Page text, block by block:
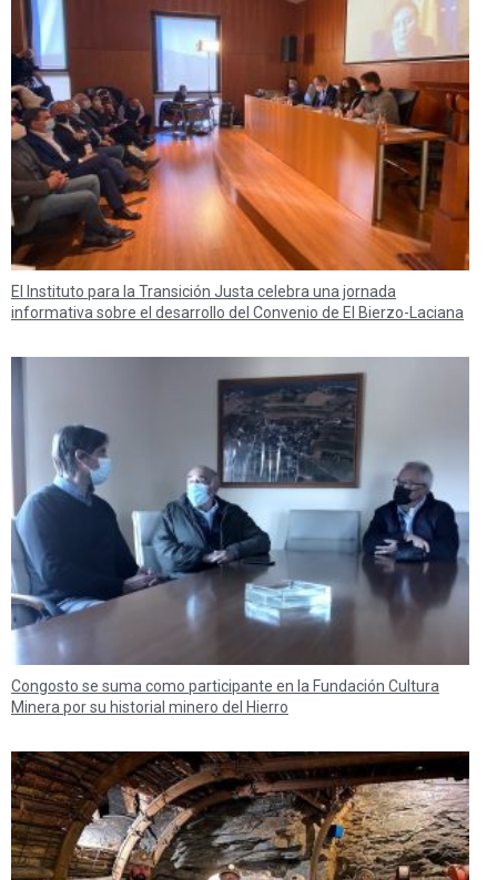
El Instituto para la Transición Justa celebra una jornada
informativa sobre el desarrollo del Convenio de El Bierzo-Laciana
Congosto se suma como participante en la Fundación Cultura
Minera por su historial minero del Hierro